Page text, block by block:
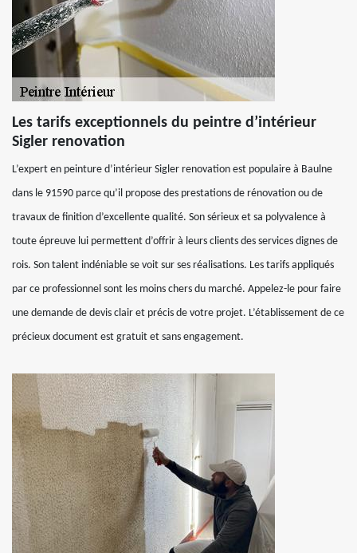
Les tarifs exceptionnels du peintre d’intérieur
Sigler renovation
L’expert en peinture d’intérieur Sigler renovation est populaire à Baulne
dans le 91590 parce qu’il propose des prestations de rénovation ou de
travaux de finition d’excellente qualité. Son sérieux et sa polyvalence à
toute épreuve lui permettent d’offrir à leurs clients des services dignes de
rois. Son talent indéniable se voit sur ses réalisations. Les tarifs appliqués
par ce professionnel sont les moins chers du marché. Appelez-le pour faire
une demande de devis clair et précis de votre projet. L’établissement de ce
précieux document est gratuit et sans engagement.